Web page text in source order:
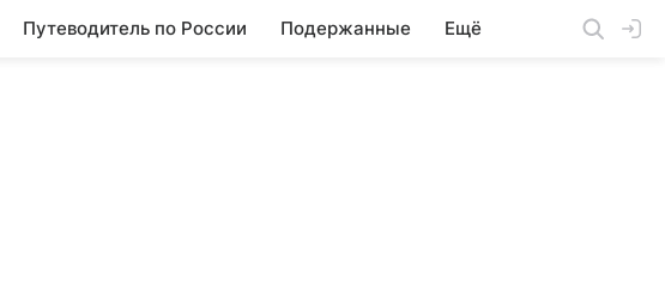
Путеводитель по России Подержанные Ещё